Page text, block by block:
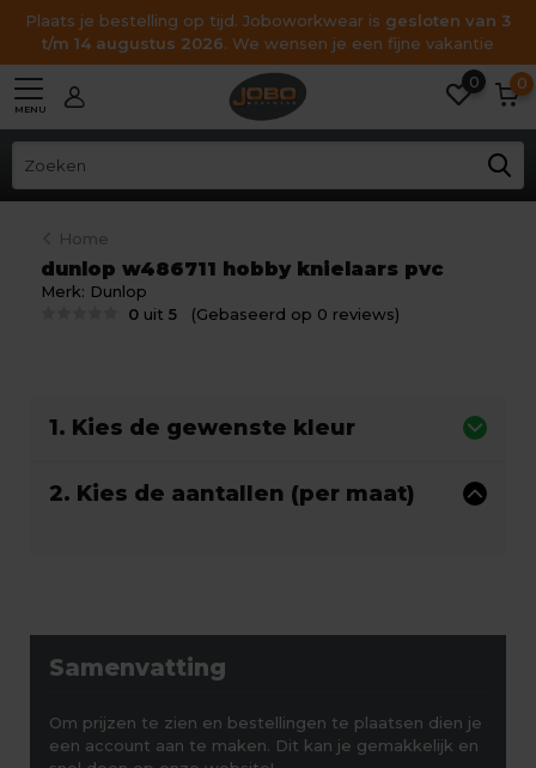
Plaats je bestelling op tijd. Joboworkwear is gesloten van 3
t/m 14 augustus 2026. We wensen je een fijne vakantie
MENU
0 0
Home
dunlop w486711 hobby knielaars pvc
Merk: Dunlop
0 uit5 (Gebaseerd op 0 reviews)
1. Kies de gewenste kleur
2. Kies de aantallen (per maat)
Samenvatting
Om prijzen te zien en bestellingen te plaatsen dien je
een account aan te maken. Dit kan je gemakkelijk en